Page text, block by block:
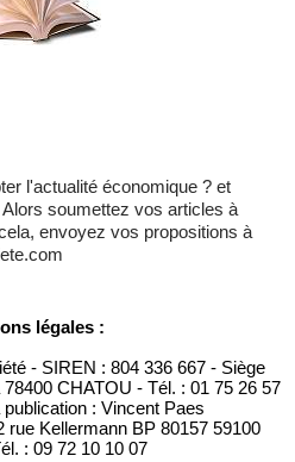
l'actualité économique ? et
soumettez vos articles à
envoyez vos propositions à
légales :
- SIREN : 804 336 667 - Siège
CHATOU - Tél. : 01 75 26 57
: Vincent Paes
rue Kellermann BP 80157 59100
: 09 72 10 10 07